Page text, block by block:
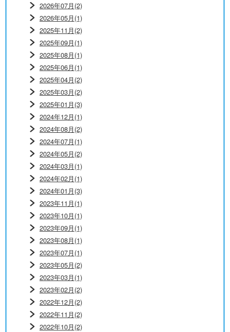
2026年07月(2)
2026年05月(1)
2025年11月(2)
2025年09月(1)
2025年08月(1)
2025年06月(1)
2025年04月(2)
2025年03月(2)
2025年01月(3)
2024年12月(1)
2024年08月(2)
2024年07月(1)
2024年05月(2)
2024年03月(1)
2024年02月(1)
2024年01月(3)
2023年11月(1)
2023年10月(1)
2023年09月(1)
2023年08月(1)
2023年07月(1)
2023年05月(2)
2023年03月(1)
2023年02月(2)
2022年12月(2)
2022年11月(2)
2022年10月(2)